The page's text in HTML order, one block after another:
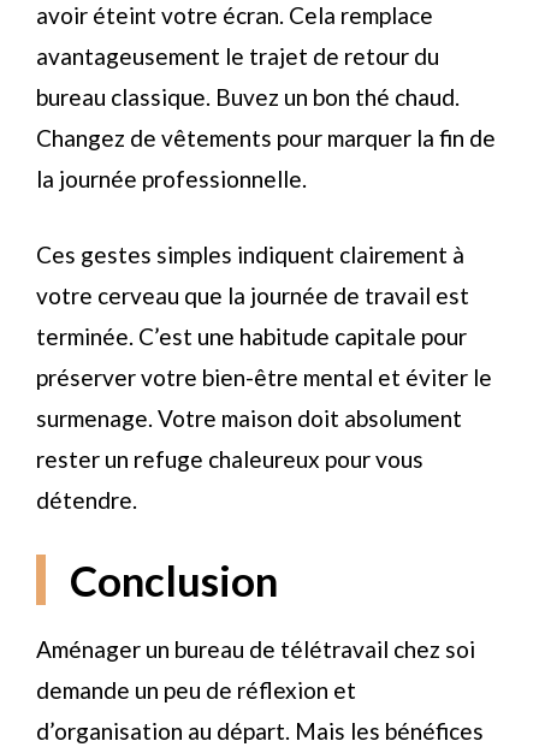
avoir éteint votre écran. Cela remplace
avantageusement le trajet de retour du
bureau classique. Buvez un bon thé chaud.
Changez de vêtements pour marquer la fin de
la journée professionnelle.
Ces gestes simples indiquent clairement à
votre cerveau que la journée de travail est
terminée. C’est une habitude capitale pour
préserver votre bien-être mental et éviter le
surmenage. Votre maison doit absolument
rester un refuge chaleureux pour vous
détendre.
Conclusion
Aménager un bureau de télétravail chez soi
demande un peu de réflexion et
d’organisation au départ. Mais les bénéfices